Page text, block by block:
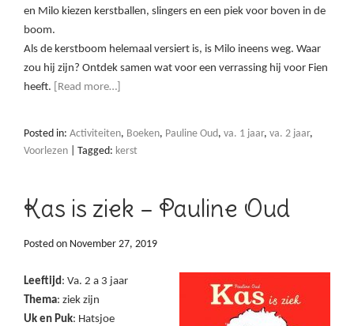
en Milo kiezen kerstballen, slingers en een piek voor boven in de
boom.
Als de kerstboom helemaal versiert is, is Milo ineens weg. Waar
zou hij zijn? Ontdek samen wat voor een verrassing hij voor Fien
heeft.
[Read more…]
Posted in: Activiteiten, Boeken, Pauline Oud, va. 1 jaar, va. 2 jaar,
Voorlezen
Tagged: kerst
Kas is ziek – Pauline Oud
Posted on November 27, 2019
Leeftijd: Va. 2 a 3 jaar
Thema: ziek zijn
Uk en Puk: Hatsjoe